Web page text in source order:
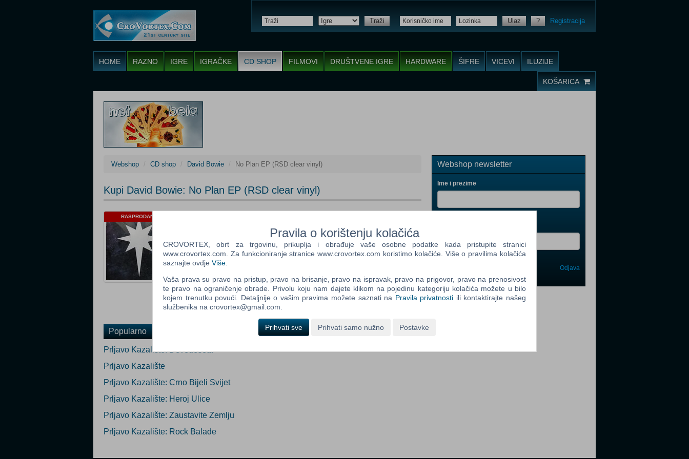
Traži Ulaz ? Registracija
HOME RAZNO IGRE IGRAČKE CD SHOP FILMOVI DRUŠTVENE IGRE HARDWARE ŠIFRE VICEVI ILUZIJE
KOŠARICA
Webshop CD shop David Bowie No Plan EP (RSD clear vinyl)
Kupi David Bowie: No Plan EP (RSD clear vinyl)
RASPRODANO
(Info o proizvodu)
Ocijeni
Obavijesti me kada proizvod postane dostupan:
Email: Prijavi me
Popularno
Prljavo Kazalište: Devedeseta
Prljavo Kazalište
Prljavo Kazalište: Crno Bijeli Svijet
Prljavo Kazalište: Heroj Ulice
Prljavo Kazalište: Zaustavite Zemlju
Prljavo Kazalište: Rock Balade
Webshop newsletter
Ime i prezime
Field
One
Newsletter
Odjava
Pravila o korištenju kolačića
CROVORTEX, obrt za trgovinu, prikuplja i obrađuje vaše osobne podatke kada pristupite stranici
www.crovortex.com. Za funkcioniranje stranice www.crovortex.com koristimo kolačiće. Više o pravilima kolačića
saznajte ovdje Više
Vaša prava su pravo na pristup, pravo na brisanje, pravo na ispravak, pravo na prigovor, pravo na prenosivost
te pravo na ograničenje obrade. Privolu koju nam dajete klikom na pojedinu kategoriju kolačića možete u bilo
kojem trenutku povući. Detaljnije o vašim pravima možete saznati na Pravila privatnosti ili kontaktirajte našeg
službenika na crovortex@gmail.com.
Prihvati sve Prihvati samo nužno Postavke